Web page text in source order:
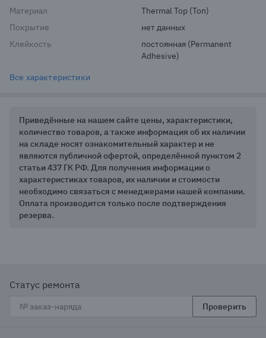
Материал
Thermal Top (Топ)
Покрытие
нет данных
Клейкость
постоянная (Permanent
Adhesive)
Все характеристики
Приведённые на нашем сайте цены, характеристики,
количество товаров, а также информация об их наличии
на складе носят ознакомительный характер и не
являются публичной офертой, определённой пунктом 2
статьи 437 ГК РФ. Для получения информации о
характеристиках товаров, их наличии и стоимости
необходимо связаться с менеджерами нашей компании.
Оплата производится только после подтверждения
резерва.
Статус ремонта
Проверить